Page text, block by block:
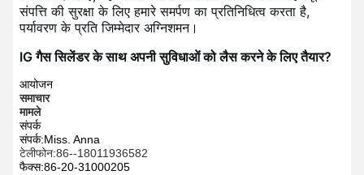
संपत्ति की सुरक्षा के लिए हमारे समर्पण का प्रतिनिधित्व करता है,
पर्यावरण के प्रति जिम्मेदार अग्निशमन।
IG गैस सिलेंडर के साथ अपनी सुविधाओं को लैस करने के लिए तैयार?
आयोजन
समाचार
मामले
संपर्क
संपर्क:Miss. Anna
टेलीफोन:86--18011936582
फैक्स:86-20-31000205